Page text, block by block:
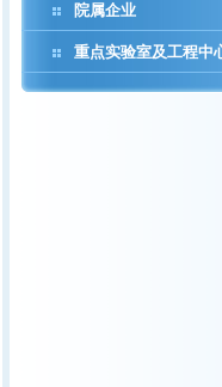
院属企业
重点实验室及工程中